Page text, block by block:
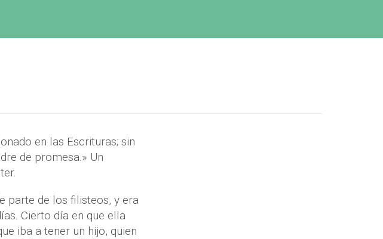
en las Escrituras; sin
de promesa.» Un
parte de los filisteos, y era
Cierto día en que ella
iba a tener un hijo, quien